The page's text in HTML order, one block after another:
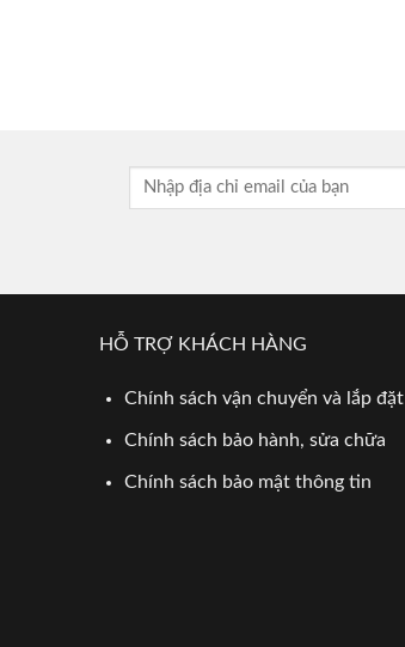
HỖ TRỢ KHÁCH HÀNG
Chính sách vận chuyển và lắp đặt
Chính sách bảo hành, sửa chữa
Chính sách bảo mật thông tin